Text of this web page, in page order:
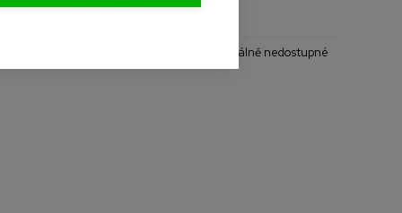
- Aktuálně nedostupné